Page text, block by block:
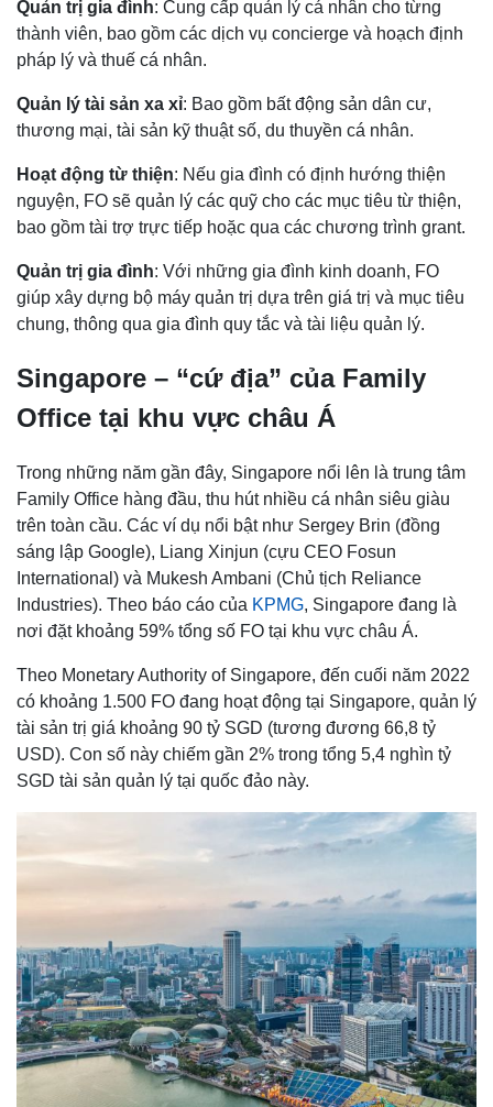
Quản trị gia đình: Cung cấp quản lý cá nhân cho từng
thành viên, bao gồm các dịch vụ concierge và hoạch định
pháp lý và thuế cá nhân.
Quản lý tài sản xa xỉ: Bao gồm bất động sản dân cư,
thương mại, tài sản kỹ thuật số, du thuyền cá nhân.
Hoạt động từ thiện: Nếu gia đình có định hướng thiện
nguyện, FO sẽ quản lý các quỹ cho các mục tiêu từ thiện,
bao gồm tài trợ trực tiếp hoặc qua các chương trình grant.
Quản trị gia đình: Với những gia đình kinh doanh, FO
giúp xây dựng bộ máy quản trị dựa trên giá trị và mục tiêu
chung, thông qua gia đình quy tắc và tài liệu quản lý.
Singapore – “cứ địa” của Family
Office tại khu vực châu Á
Trong những năm gần đây, Singapore nổi lên là trung tâm
Family Office hàng đầu, thu hút nhiều cá nhân siêu giàu
trên toàn cầu. Các ví dụ nổi bật như Sergey Brin (đồng
sáng lập Google), Liang Xinjun (cựu CEO Fosun
International) và Mukesh Ambani (Chủ tịch Reliance
Industries). Theo báo cáo của KPMG, Singapore đang là
nơi đặt khoảng 59% tổng số FO tại khu vực châu Á.
Theo Monetary Authority of Singapore, đến cuối năm 2022
có khoảng 1.500 FO đang hoạt động tại Singapore, quản lý
tài sản trị giá khoảng 90 tỷ SGD (tương đương 66,8 tỷ
USD). Con số này chiếm gần 2% trong tổng 5,4 nghìn tỷ
SGD tài sản quản lý tại quốc đảo này.